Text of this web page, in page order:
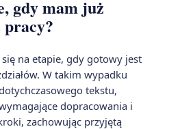
gdy mam już
pracy?
się na etapie, gdy gotowy jest
W takim wypadku
tekstu,
dopracowania i
zachowując przyjętą